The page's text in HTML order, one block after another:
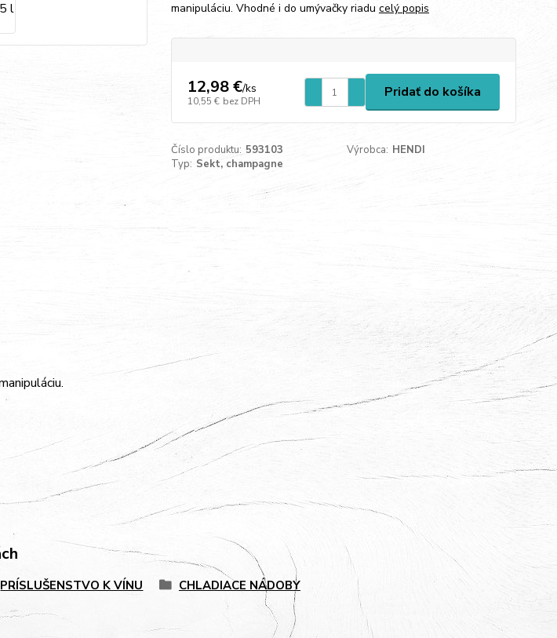
manipuláciu. Vhodné i do umývačky riadu celý popis
12,98 €/ks
10,55 € bez DPH
Pridať do košíka
Číslo produktu: 593103 Výrobca: HENDI
Typ: Sekt, champagne
PRÍSLUŠENSTVO K VÍNU CHLADIACE NÁDOBY